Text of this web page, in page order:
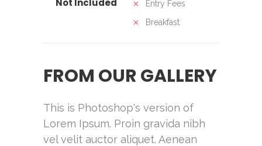
Not Included
Entry Fees
Breakfast
FROM OUR GALLERY
This is Photoshop's version of
Lorem Ipsum. Proin gravida nibh
vel velit auctor aliquet. Aenean